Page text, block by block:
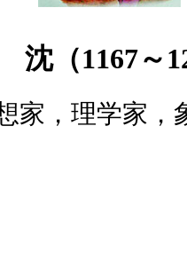
沈（1167～
家， 理学家，